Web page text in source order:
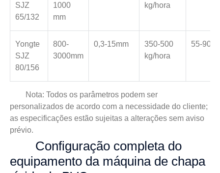
SJZ
65/132
1000
mm
kg/hora
Yongte
SJZ
80/156
800-
3000mm
0,3-15mm
350-500
kg/hora
55-
Nota: Todos os parâmetros podem ser
personalizados de acordo com a necessidade do cliente;
as especificações estão sujeitas a alterações sem aviso
prévio.
Configuração completa do
equipamento da máquina de chapa